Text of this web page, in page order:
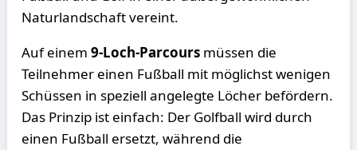
Naturlandschaft vereint.
Auf einem9-Loch-Parcours müssen die
Teilnehmer einen Fußball mit möglichst wenigen
Schüssen in speziell angelegte Löcher befördern.
Das Prinzip ist einfach: Der Golfball wird durch
einen Fußball ersetzt, während die